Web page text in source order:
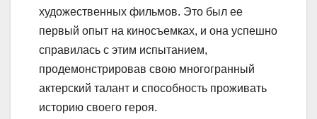
художественных фильмов. Это был ее
первый опыт на киносъемках, и она успешно
справилась с этим испытанием,
продемонстрировав свою многогранный
актерский талант и способность проживать
историю своего героя.